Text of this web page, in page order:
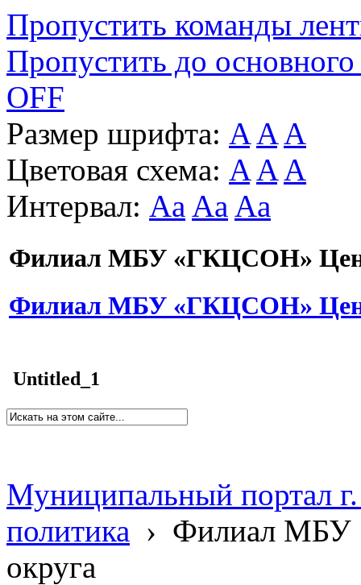
Пропустить команды
Пропустить до основного
OFF
Размер шрифта: A A A
Цветовая схема: A A A
Интервал: Aa Aa Aa
Филиал МБУ «ГКЦСОН»
Филиал МБУ «ГКЦСОН»
Untitled_1
Муниципальный портал
политика › Филиал МБУ
округа